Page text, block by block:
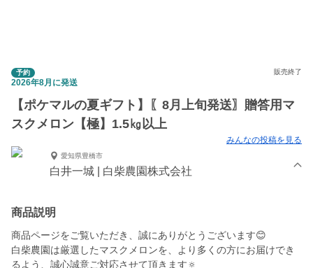
予約 販売終了
2026年8月に発送
【ポケマルの夏ギフト】〖8月上旬発送〗贈答用マ
スクメロン【極】1.5㎏以上
みんなの投稿を見る
愛知県豊橋市
白井一城 | 白柴農園株式会社
商品説明
商品ページをご覧いただき、誠にありがとうございます😊
白柴農園は厳選したマスクメロンを、より多くの方にお届けでき
るよう、誠心誠意ご対応させて頂きます🔅